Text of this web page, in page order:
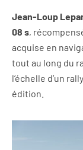
Jean-Loup
08 s,
acquise en
tout au long du
l’échelle d’un
édition.